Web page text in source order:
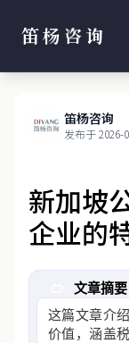
笛杨咨询
笛杨咨询
发布于 2026-
新加坡
企业的
文章摘要
这篇文章介
价值，涵盖